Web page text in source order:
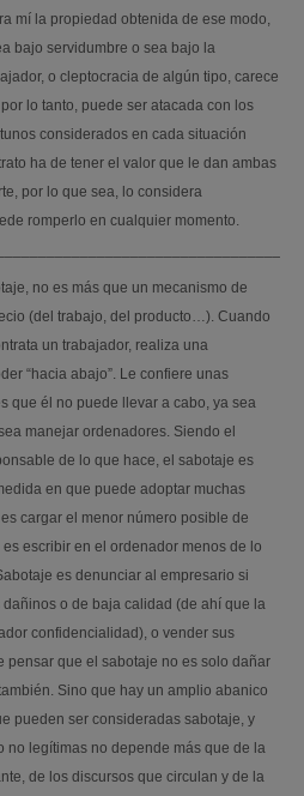
mí la propiedad obtenida de ese modo,
bajo servidumbre o sea bajo la
o cleptocracia de algún tipo, carece
lo tanto, puede ser atacada con los
considerados en cada situación
ha de tener el valor que le dan ambas
por lo que sea, lo considera
romperlo en cualquier momento.
no es más que un mecanismo de
(del trabajo, del producto…). Cuando
un trabajador, realiza una
“hacia abajo”. Le confiere unas
que él no puede llevar a cabo, ya sea
manejar ordenadores. Siendo el
de lo que hace, el sabotaje es
en que puede adoptar muchas
cargar el menor número posible de
escribir en el ordenador menos de lo
es denunciar al empresario si
o de baja calidad (de ahí que la
confidencialidad), o vender sus
pensar que el sabotaje no es solo dañar
Sino que hay un amplio abanico
pueden ser consideradas sabotaje, y
no legítimas no depende más que de la
de los discursos que circulan y de la